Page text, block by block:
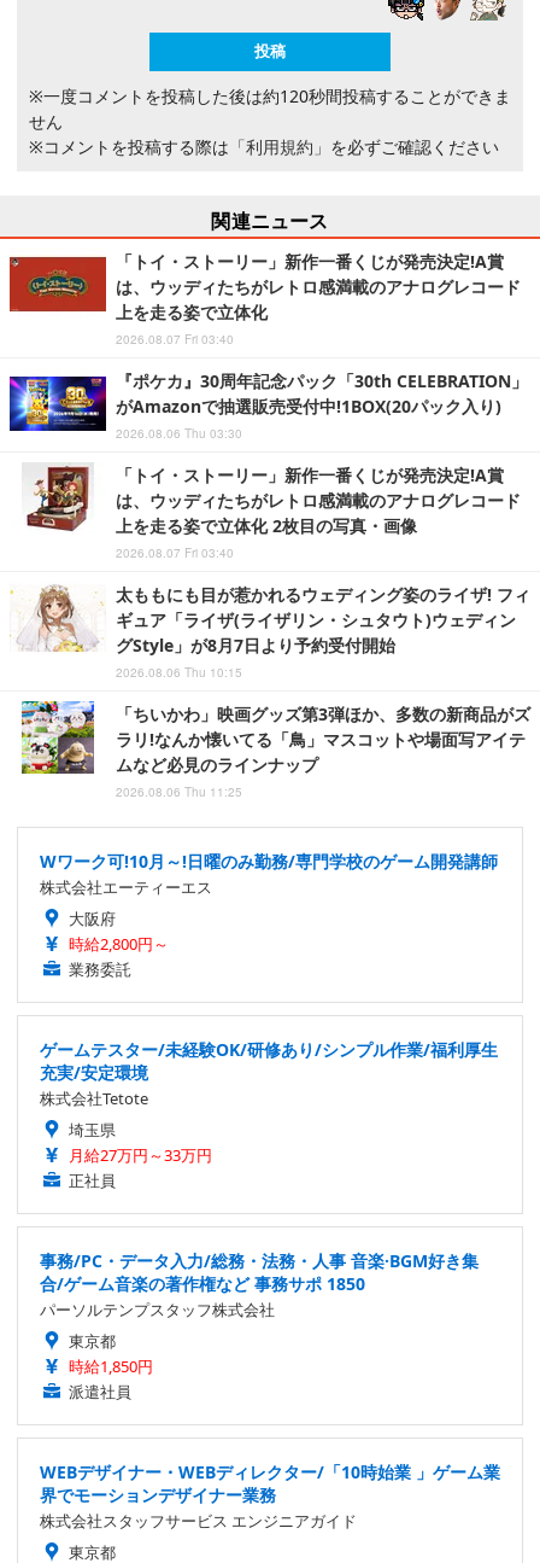
※一度コメントを投稿した後は約120秒間投稿することができま
せん
※コメントを投稿する際は 「利用規約」 を必ずご確認ください
関連ニュース
「トイ・ストーリー」新作一番くじが発売決定!A賞
は、ウッディたちがレトロ感満載のアナログレコード
上を走る姿で立体化
2026.08.07 Fri 03:40
『ポケカ』30周年記念パック「30th CELEBRATION」
がAmazonで抽選販売受付中!1BOX(20パック入り)
2026.08.06 Thu 03:30
「トイ・ストーリー」新作一番くじが発売決定!A賞
は、ウッディたちがレトロ感満載のアナログレコード
上を走る姿で立体化 2枚目の写真・画像
2026.08.07 Fri 03:40
太ももにも目が惹かれるウェディング姿のライザ! フィ
ギュア「ライザ(ライザリン・シュタウト)ウェディン
グStyle」が8月7日より予約受付開始
2026.08.06 Thu 10:15
「ちいかわ」映画グッズ第3弾ほか、多数の新商品がズ
ラリ!なんか懐いてる「鳥」マスコットや場面写アイテ
ムなど必見のラインナップ
2026.08.06 Thu 11:25
Wワーク可!10月～!日曜のみ勤務/専門学校のゲーム開発講師
株式会社エーティーエス
大阪府
時給2,800円～
業務委託
ゲームテスター/未経験OK/研修あり/シンプル作業/福利厚生
充実/安定環境
株式会社Tetote
埼玉県
月給27万円～33万円
正社員
事務/PC・データ入力/総務・法務・人事 音楽·BGM好き集
合/ゲーム音楽の著作権など 事務サポ 1850
パーソルテンプスタッフ株式会社
東京都
時給1,850円
派遣社員
WEBデザイナー・WEBディレクター/「10時始業 」ゲーム業
界でモーションデザイナー業務
株式会社スタッフサービス エンジニアガイド
東京都